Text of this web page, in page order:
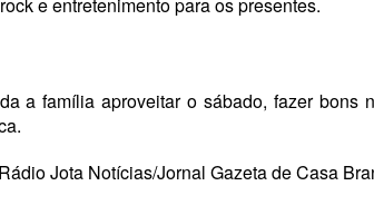
a família aproveitar o sábado, fazer bons
Jota Notícias/Jornal Gazeta de Casa